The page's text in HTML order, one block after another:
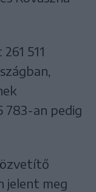
511
783-an pedig
jelent meg